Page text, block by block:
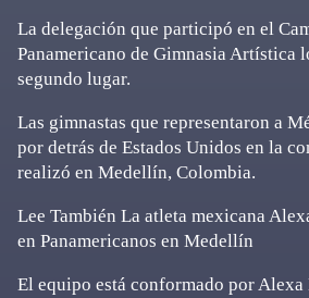
La delegación que participó en el
Panamericano de Gimnasia Artística
segundo lugar.
Las gimnastas que representaron a
por detrás de Estados Unidos en la
realizó en Medellín, Colombia.
Lee También La atleta mexicana
en Panamericanos en Medellín
El equipo está conformado por